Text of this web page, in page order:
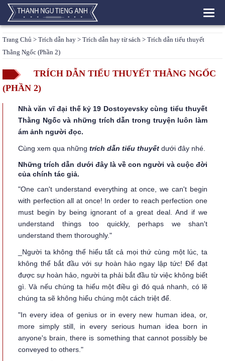
Trang Chủ > Trích dẫn hay > Trích dẫn hay từ sách > Trích dẫn tiểu thuyết
Thằng Ngốc (Phần 2)
TRÍCH DẪN TIỂU THUYẾT THẰNG NGỐC
(PHẦN 2)
Nhà văn vĩ đại thế kỷ 19 Dostoyevsky cùng tiểu thuyết
Thằng Ngốc và những trích dẫn trong truyện luôn làm
ám ảnh người đọc.
Cùng xem qua những trích dẫn tiểu thuyết dưới đây nhé.
Những trích dẫn dưới đây là về con người và cuộc đời
của chính tác giả.
"One can't understand everything at once, we can't begin
with perfection all at once! In order to reach perfection one
must begin by being ignorant of a great deal. And if we
understand things too quickly, perhaps we shan't
understand them thoroughly."
_Người ta không thể hiểu tất cả mọi thứ cùng một lúc, ta
không thể bắt đầu với sự hoàn hảo ngay lập tức! Để đạt
được sự hoàn hảo, người ta phải bắt đầu từ việc không biết
gì. Và nếu chúng ta hiểu một điều gì đó quá nhanh, có lẽ
chúng ta sẽ không hiểu chúng một cách triệt để.
"In every idea of genius or in every new human idea, or,
more simply still, in every serious human idea born in
anyone's brain, there is something that cannot possibly be
conveyed to others."